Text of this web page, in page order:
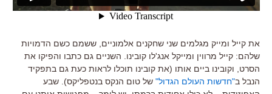
את קייל ומייק מגלמים שני שחקנים אלמוניים, ששמם כשם הדמויות
שלהם: קייל מרווין ומייקל אנג'לו קובינו
השניים גם כתבו והפיקו את
הסרט
וקובינו ביים אותו (את קובינו תוכלו לראות כעת גם בתפקיד
הנבל ב"חדשות העולם הגדול" של טום הנקס בנטפליקס). שבע